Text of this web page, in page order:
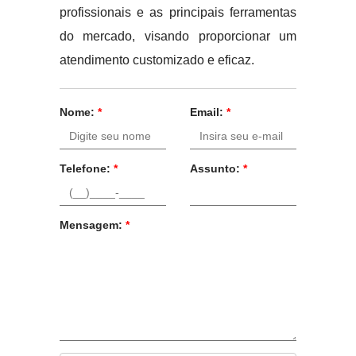
profissionais e as principais ferramentas
do mercado, visando proporcionar um
atendimento customizado e eficaz.
Nome: * Email: *
Telefone: * Assunto: *
Mensagem: *